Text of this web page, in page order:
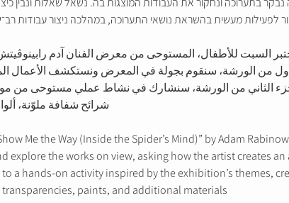
לפעילות מעשית בהשראת נושאי התערוכה, במהלכה ניצור עבודות
السبت للأطفال، المستوحى من معرض الفنان آدم
من الورشة، سنقوم بجولة في المعرض ونستكشف الأعمال
الثاني من الورشة، سنشارك في نشاط عملي مستوحى من
شرائح شفافة ملوّنة،
Me the Way (Inside the Spider’s Mind)” by Adam
explore the works on view, asking how the artist creates
a hands-on activity inspired by the exhibition’s themes,
paints, and additional materials.